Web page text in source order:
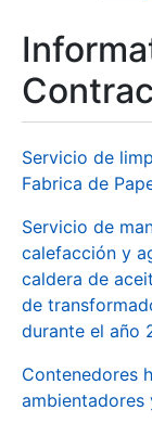
Servicio de
Fabrica de
Servicio de
calefacción y
caldera de
de
durante el año
Contenedores
ambientadores